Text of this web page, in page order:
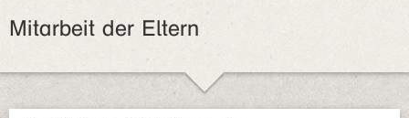
Mitarbeit der Eltern